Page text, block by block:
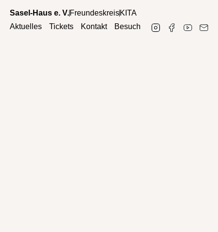
Sasel-Haus e. V.FreundeskreisKITA
Aktuelles
Tickets Kontakt Besuch